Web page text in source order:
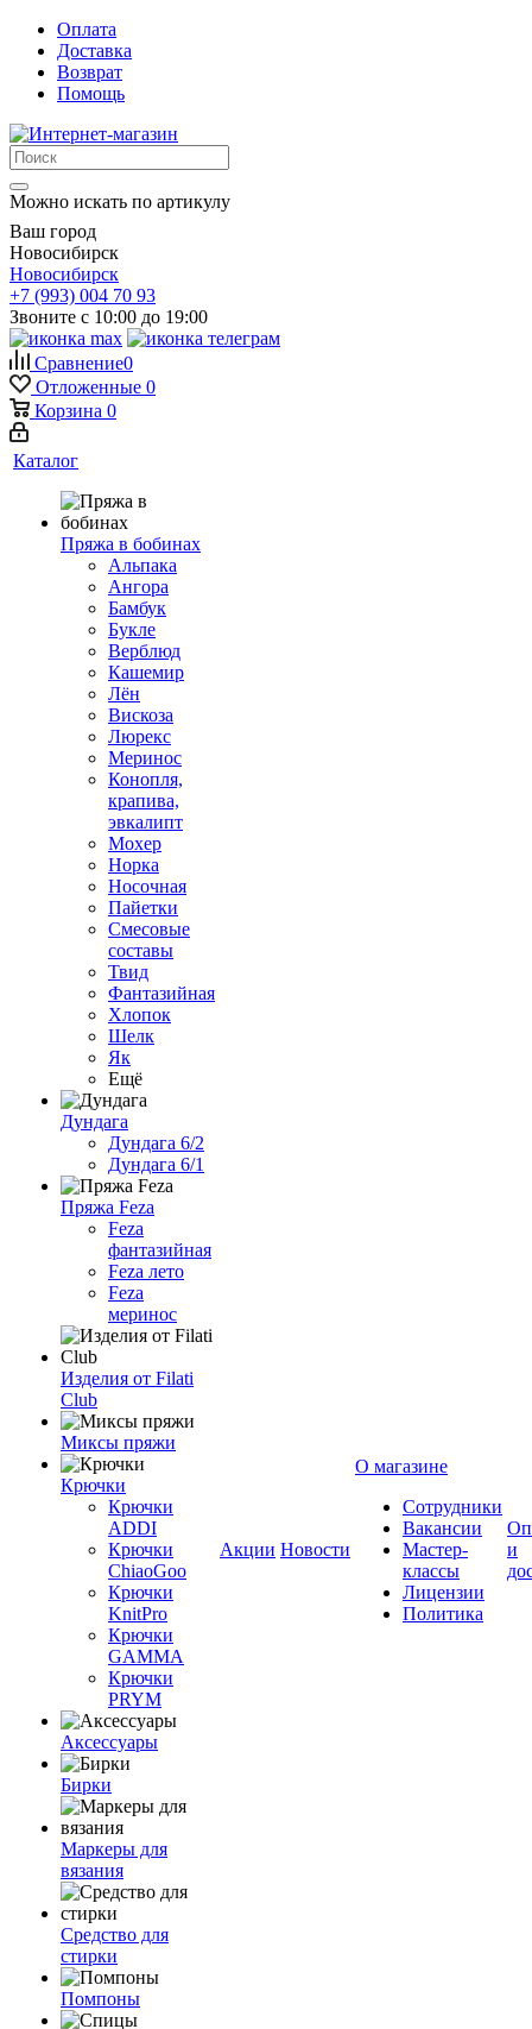
Оплата
Доставка
Возврат
Помощь
Можно искать по артикулу
Ваш город
Новосибирск
Новосибирск
+7 (993) 004 70 93
Звоните с 10:00 до 19:00
Сравнение0
Отложенные 0
Корзина 0
Каталог
Пряжа в бобинах
Альпака
Ангора
Бамбук
Букле
Верблюд
Кашемир
Лён
Вискоза
Люрекс
Меринос
Конопля,
крапива,
эвкалипт
Мохер
Норка
Носочная
Пайетки
Смесовые
составы
Твид
Фантазийная
Хлопок
Шелк
Як
Ещё
Дундага
Дундага 6/2
Дундага 6/1
Пряжа Feza
Feza
фантазийная
Feza лето
Feza
меринос
Изделия от Filati
Club
Миксы пряжи
Крючки
Крючки
ADDI
Крючки
ChiaoGoo
Крючки
KnitPro
Крючки
GAMMA
Крючки
PRYM
Аксессуары
Бирки
Маркеры для
вязания
Средство для
стирки
Помпоны
Акции Новости
О магазине
Сотрудники
Вакансии
Мастер-
классы
Лицензии
Политика
и